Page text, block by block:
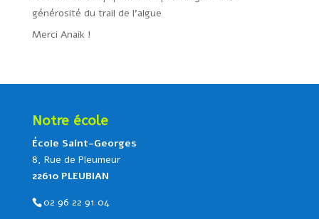
générosité du trail de l’algue
Merci Anaik !
Notre école
École Saint-Georges
8, Rue de Pleumeur
22610 PLEUBIAN
02 96 22 91 04